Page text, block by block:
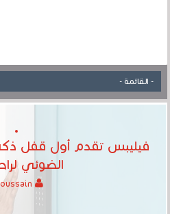
فيليبس تقدم أول قفل
الضوئي